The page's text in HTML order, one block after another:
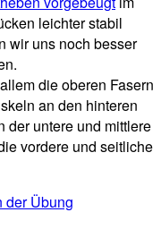
leichter stabil
wir uns noch besser
die oberen Fasern
an den hinteren
der untere und mittlere
vordere und seitliche